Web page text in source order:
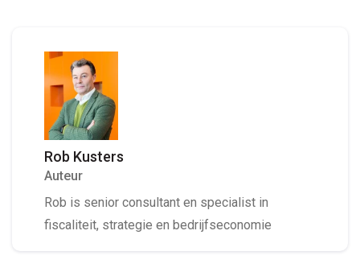
Rob Kusters
Auteur
Rob is senior consultant en specialist in
fiscaliteit, strategie en bedrijfseconomie